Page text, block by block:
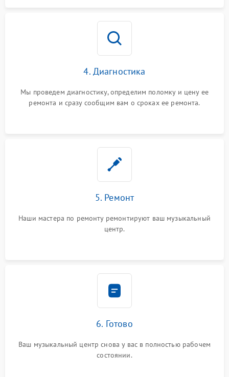
4. Диагностика
Мы проведем диагностику, определим поломку и цену ее
ремонта и сразу сообщим вам о сроках ее ремонта.
5. Ремонт
Наши мастера по ремонту ремонтируют ваш музыкальный
центр.
6. Готово
Ваш музыкальный центр снова у вас в полностью рабочем
состоянии.